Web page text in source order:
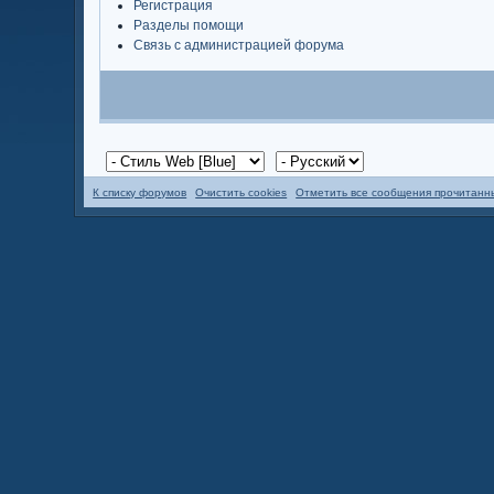
Регистрация
Разделы помощи
Связь с администрацией форума
К списку форумов Очистить cookies Отметить все сообщения